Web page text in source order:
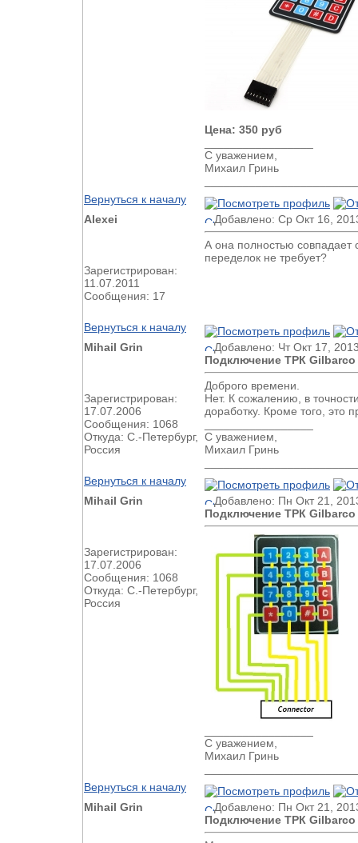
Цена: 350 руб
С уважением,
Михаил Гринь
Вернуться к началу
Alexei
Зарегистрирован:
11.07.2011
Сообщения: 17
Добавлено: Ср Окт 16,
А она полностью совпадает
переделок не требует?
Вернуться к началу
Mihail Grin
Зарегистрирован:
17.07.2006
Сообщения: 1068
Откуда: С.-Петербург,
Россия
Добавлено: Чт Окт 17,
Подключение ТРК
Доброго времени.
Нет. К сожалению, в
доработку. Кроме того, это
С уважением,
Михаил Гринь
Вернуться к началу
Mihail Grin
Зарегистрирован:
17.07.2006
Сообщения: 1068
Откуда: С.-Петербург,
Россия
Добавлено: Пн Окт 21,
Подключение ТРК
С уважением,
Михаил Гринь
Вернуться к началу
Mihail Grin
Добавлено: Пн Окт 21,
Подключение ТРК